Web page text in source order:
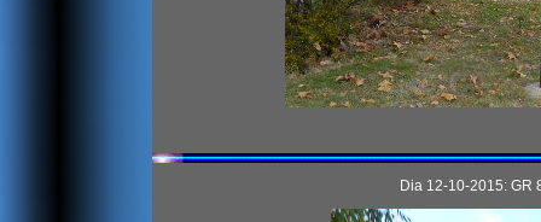
Dia 12-10-2015: GR